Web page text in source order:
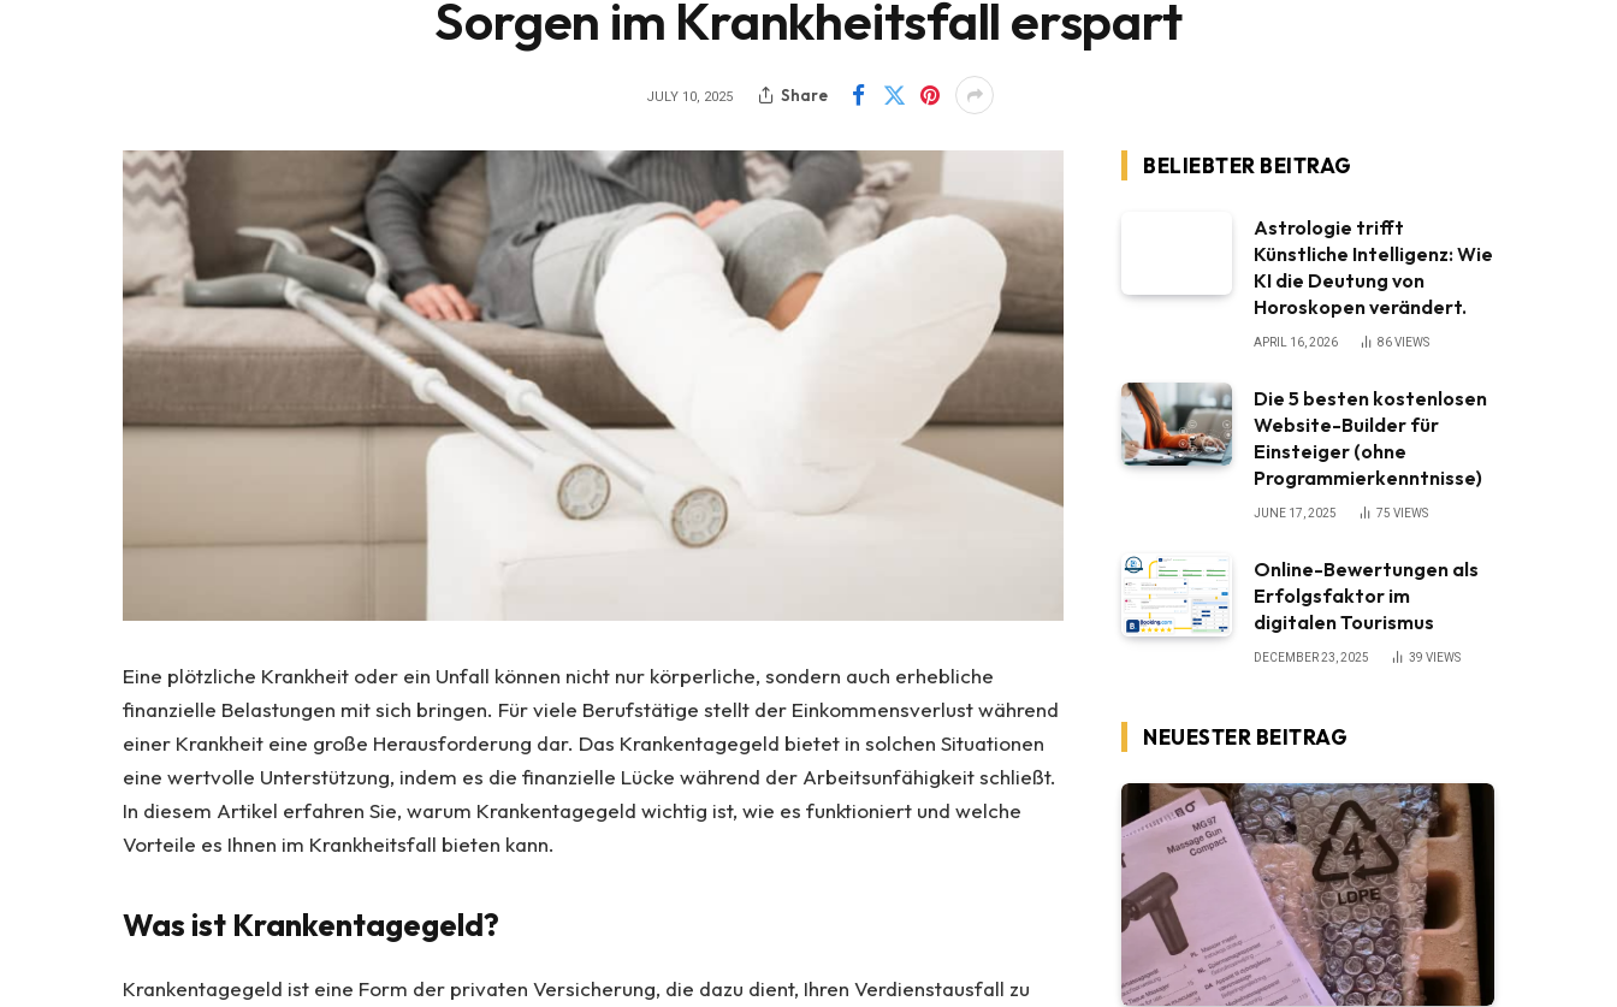
Sorgen im Krankheitsfall erspart
JULY 10, 2025 Share
Eine plötzliche Krankheit oder ein Unfall können nicht nur körperliche, sondern auch erhebliche
finanzielle Belastungen mit sich bringen. Für viele Berufstätige stellt der Einkommensverlust während
einer Krankheit eine große Herausforderung dar. Das Krankentagegeld bietet in solchen Situationen
eine wertvolle Unterstützung, indem es die finanzielle Lücke während der Arbeitsunfähigkeit schließt.
In diesem Artikel erfahren Sie, warum Krankentagegeld wichtig ist, wie es funktioniert und welche
Vorteile es Ihnen im Krankheitsfall bieten kann.
Was ist Krankentagegeld?
Krankentagegeld ist eine Form der privaten Versicherung, die dazu dient, Ihren Verdienstausfall zu
BELIEBTER BEITRAG
Astrologie trifft
Künstliche Intelligenz: Wie
KI die Deutung von
Horoskopen verändert.
APRIL 16, 2026 86VIEWS
Die 5 besten kostenlosen
Website-Builder für
Einsteiger (ohne
Programmierkenntnisse)
JUNE 17, 2025 75 VIEWS
Online-Bewertungen als
Erfolgsfaktor im
digitalen Tourismus
DECEMBER 23, 2025 39 VIEWS
NEUESTER BEITRAG